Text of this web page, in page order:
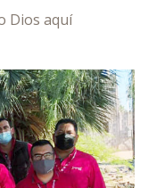
Dios aquí